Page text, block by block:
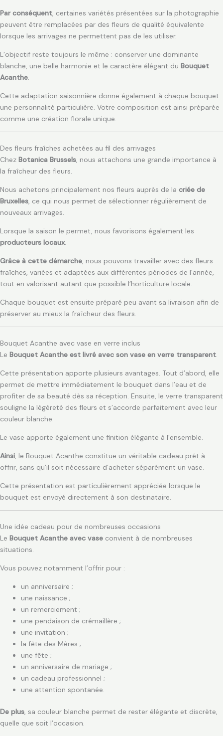
Par conséquent, certaines variétés présentées sur la photographie
peuvent être remplacées par des fleurs de qualité équivalente
lorsque les arrivages ne permettent pas de les utiliser.
L’objectif reste toujours le même : conserver une dominante
blanche, une belle harmonie et le caractère élégant du Bouquet
Acanthe.
Cette adaptation saisonnière donne également à chaque bouquet
une personnalité particulière. Votre composition est ainsi préparée
comme une création florale unique.
Des fleurs fraîches achetées au fil des arrivages
Chez Botanica Brussels, nous attachons une grande importance à
la fraîcheur des fleurs.
Nous achetons principalement nos fleurs auprès de la criée de
Bruxelles, ce qui nous permet de sélectionner régulièrement de
nouveaux arrivages.
Lorsque la saison le permet, nous favorisons également les
producteurs locaux.
Grâce à cette démarche, nous pouvons travailler avec des fleurs
fraîches, variées et adaptées aux différentes périodes de l’année,
tout en valorisant autant que possible l’horticulture locale.
Chaque bouquet est ensuite préparé peu avant sa livraison afin de
préserver au mieux la fraîcheur des fleurs.
Bouquet Acanthe avec vase en verre inclus
Le Bouquet Acanthe est livré avec son vase en verre transparent.
Cette présentation apporte plusieurs avantages. Tout d’abord, elle
permet de mettre immédiatement le bouquet dans l’eau et de
profiter de sa beauté dès sa réception. Ensuite, le verre transparent
souligne la légèreté des fleurs et s’accorde parfaitement avec leur
couleur blanche.
Le vase apporte également une finition élégante à l’ensemble.
Ainsi, le Bouquet Acanthe constitue un véritable cadeau prêt à
offrir, sans qu’il soit nécessaire d’acheter séparément un vase.
Cette présentation est particulièrement appréciée lorsque le
bouquet est envoyé directement à son destinataire.
Une idée cadeau pour de nombreuses occasions
Le Bouquet Acanthe avec vase convient à de nombreuses
situations.
Vous pouvez notamment l’offrir pour :
un anniversaire ;
une naissance ;
un remerciement ;
une pendaison de crémaillère ;
une invitation ;
la fête des Mères ;
une fête ;
un anniversaire de mariage ;
un cadeau professionnel ;
une attention spontanée.
De plus, sa couleur blanche permet de rester élégante et discrète,
quelle que soit l’occasion.